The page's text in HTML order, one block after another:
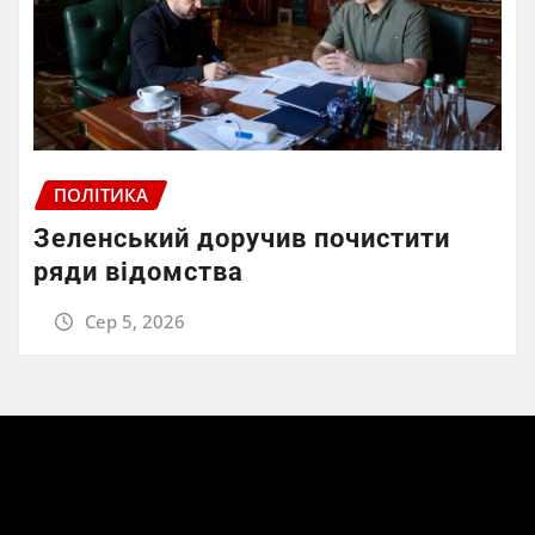
ПОЛІТИКА
Зеленський доручив почистити
ряди відомства
Сер 5, 2026